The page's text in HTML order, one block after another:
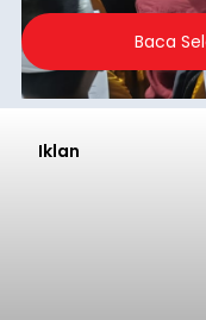
2026.
Baca
Iklan